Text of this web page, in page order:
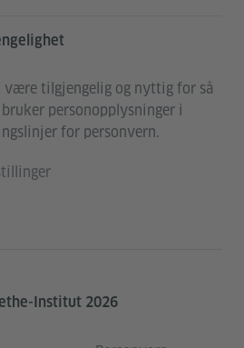
være tilgjengelig og nyttig for så
personopplysninger i
for personvern.
Institut 2026